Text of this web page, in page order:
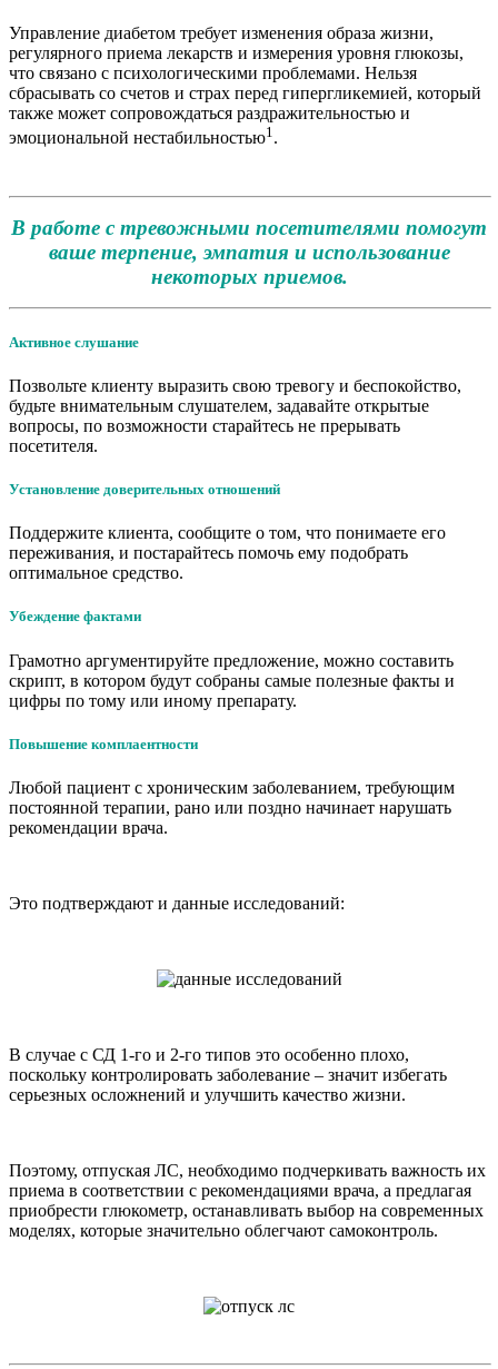
Управление диабетом требует изменения образа жизни,
регулярного приема лекарств и измерения уровня глюкозы,
что связано с психологическими проблемами. Нельзя
сбрасывать со счетов и страх перед гипергликемией, который
также может сопровождаться раздражительностью и
эмоциональной нестабильностью1.
В работе с тревожными посетителями помогут
ваше терпение, эмпатия и использование
некоторых приемов.
Активное слушание
Позвольте клиенту выразить свою тревогу и беспокойство,
будьте внимательным слушателем, задавайте открытые
вопросы, по возможности старайтесь не прерывать
посетителя.
Установление доверительных отношений
Поддержите клиента, сообщите о том, что понимаете его
переживания, и постарайтесь помочь ему подобрать
оптимальное средство.
Убеждение фактами
Грамотно аргументируйте предложение, можно составить
скрипт, в котором будут собраны самые полезные факты и
цифры по тому или иному препарату.
Повышение комплаентности
Любой пациент с хроническим заболеванием, требующим
постоянной терапии, рано или поздно начинает нарушать
рекомендации врача.
Это подтверждают и данные исследований:
В случае с СД 1-го и 2-го типов это особенно плохо,
поскольку контролировать заболевание – значит избегать
серьезных осложнений и улучшить качество жизни.
Поэтому, отпуская ЛС, необходимо подчеркивать важность их
приема в соответствии с рекомендациями врача, а предлагая
приобрести глюкометр, останавливать выбор на современных
моделях, которые значительно облегчают самоконтроль.